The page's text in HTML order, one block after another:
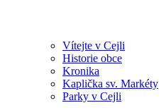
Vítejte v Cejli
Historie obce
Kronika
Kaplička sv. Markéty
Parky v Cejli